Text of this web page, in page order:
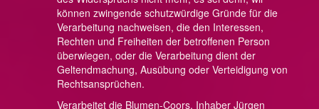
können zwingende schutzwürdige Gründe für die
Verarbeitung nachweisen, die den Interessen,
Rechten und Freiheiten der betroffenen Person
überwiegen, oder die Verarbeitung dient der
Geltendmachung, Ausübung oder Verteidigung von
Rechtsansprüchen.
Verarbeitet die Blumen-Coors, Inhaber Jürgen